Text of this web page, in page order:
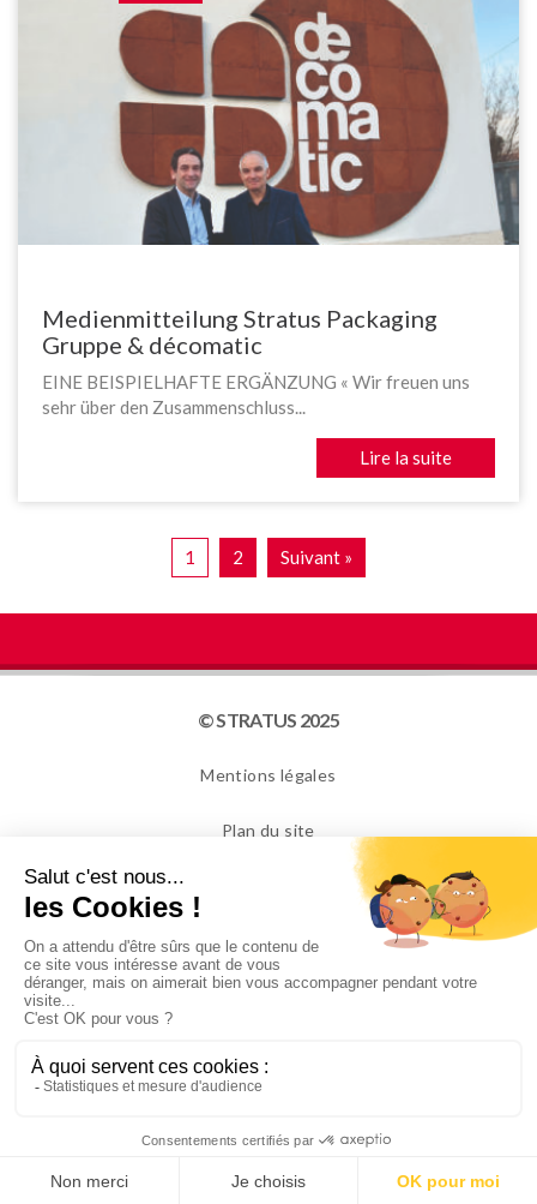
Medienmitteilung Stratus Packaging
Gruppe & décomatic
EINE BEISPIELHAFTE ERGÄNZUNG « Wir freuen uns
sehr über den Zusammenschluss...
Lire la suite
1 2 Suivant »
© STRATUS 2025
Mentions légales
Plan du site
NEWSLETTER
des informations de la part de STRATUS PACKAGING.
Pour en savoir plus, veuillez consulter notre Politique